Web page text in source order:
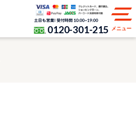
0120-301-215 メニュー